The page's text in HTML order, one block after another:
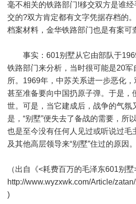
毫不相关的铁路部门!移交双方是谁
交的?双方肯定都有文字凭据存档的
档案材料，金华铁路部门也是有案可
事实：601别墅从它由部队于
铁路部门来分析，当时很可能是20军
所。1969年，中苏关系进一步恶化
甚至准备要向中国扔原子弹。于是，
世。可是，当它建成后，战争的气氛
是，“别墅”便失去了备战的需要，所
也是至今没有任何人见过或听说过毛
及其他高层领导来“别墅”住过的原因。
（出自《<耗费百万的毛泽东601别墅
http://www.wyzxwk.com/Article/
)